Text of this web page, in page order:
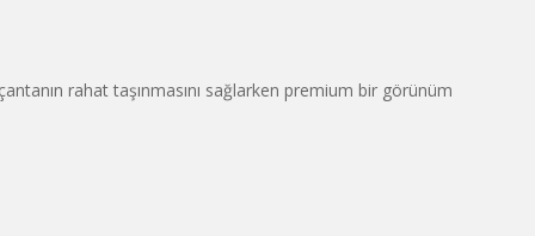
rahat taşınmasını sağlarken premium bir görünüm